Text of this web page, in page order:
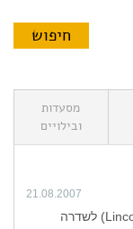
מסעדות
ובילויים
21.08.2007
בעשור האחרון הפך רחוב לינקולן רוד (Lincoln Road) לשדרה